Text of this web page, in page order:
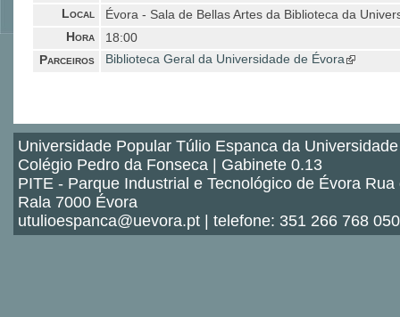
Local Évora - Sala de Bellas Artes da Biblioteca da
Hora 18:00
Parceiros Biblioteca Geral da Universidade de Évora
Universidade Popular Túlio Espanca da
Colégio Pedro da Fonseca | Gabinete 0.13
PITE - Parque Industrial e Tecnológico de Évora Rua
Rala 7000 Évora
utulioespanca@uevora.pt | telefone: 351 266 768 050